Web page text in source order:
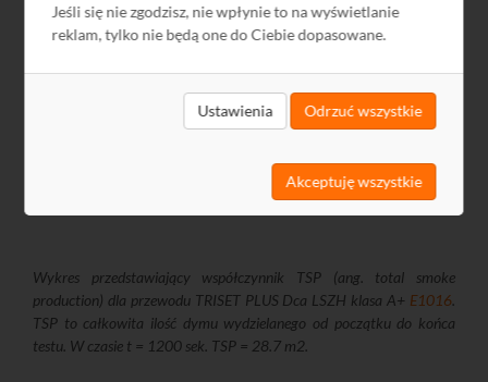
Jeśli się nie zgodzisz, nie wpłynie to na wyświetlanie
reklam, tylko nie będą one do Ciebie dopasowane.
Ustawienia Odrzuć wszystkie
Akceptuję wszystkie
Wykres przedstawiający współczynnik TSP (ang. total smoke
production) dla przewodu TRISET PLUS Dca LSZH klasa A+ E1016.
TSP to całkowita ilość dymu wydzielanego od początku do końca
testu. W czasie t = 1200 sek. TSP = 28.7 m2.